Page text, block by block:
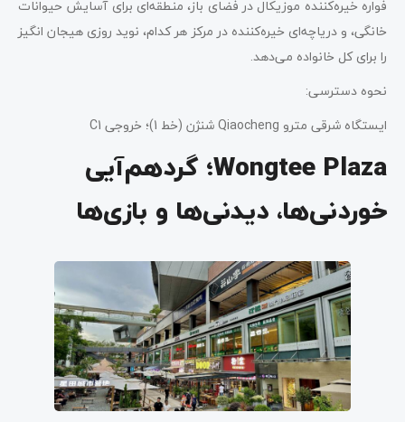
فوار‌ه خیره‌کننده موزیکال در فضای باز، منطقه‌ای برای آسایش حیوانات
خانگی، و دریاچه‌ای خیره‌کننده در مرکز هر کدام، نوید روزی هیجان انگیز
را برای کل خانواده می‌دهد.
نحوه دسترسی:
ایستگاه شرقی مترو Qiaocheng شنژن (خط 1)؛ خروجی C1
Wongtee Plaza؛ گردهم‌آیی
خوردنی‌ها، دیدنی‌ها و بازی‌ها